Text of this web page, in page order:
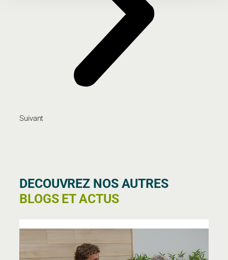
Suivant
DECOUVREZ NOS AUTRES
BLOGS ET ACTUS